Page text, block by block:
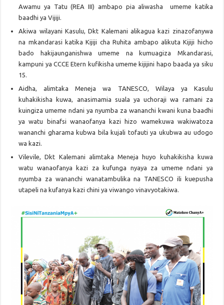
Awamu ya Tatu (REA III) ambapo pia aliwasha umeme katika
baadhi ya Vijiji.
Akiwa wilayani Kasulu, Dkt Kalemani alikagua kazi zinazofanywa
na mkandarasi katika Kijiji cha Ruhita ambapo alikuta Kijiji hicho
bado hakijaunganishwa umeme na kumuagiza Mkandarasi,
kampuni ya CCCE Etern kufikisha umeme kijijini hapo baada ya siku
15.
Aidha, alimtaka Meneja wa TANESCO, Wilaya ya Kasulu
kuhakikisha kuwa, anasimamia suala ya uchoraji wa ramani za
kuingiza umeme ndani ya nyumba za wananchi kwani kuna baadhi
ya watu binafsi wanaofanya kazi hizo wamekuwa wakiwatoza
wananchi gharama kubwa bila kujali tofauti ya ukubwa au udogo
wa kazi.
Vilevile, Dkt Kalemani alimtaka Meneja huyo kuhakikisha kuwa
watu wanaofanya kazi za kufunga nyaya za umeme ndani ya
nyumba za wananchi wanatambulika na TANESCO ili kuepusha
utapeli na kufanya kazi chini ya viwango vinavyotakiwa.